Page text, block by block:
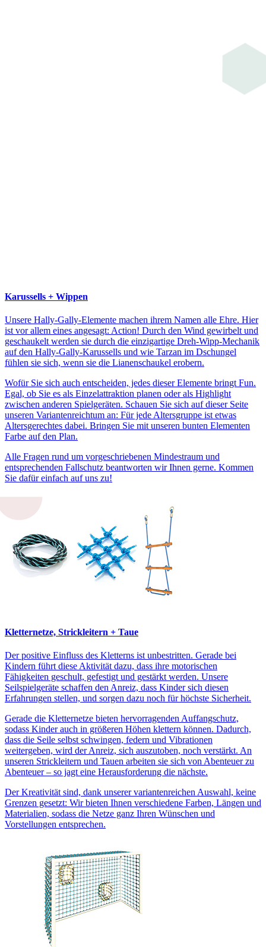
Karussells + Wippen
Unsere Hally-Gally-Elemente machen ihrem Namen alle Ehre. Hier
ist vor allem eines angesagt: Action! Durch den Wind gewirbelt und
geschaukelt werden sie durch die einzigartige Dreh-Wipp-Mechanik
auf den Hally-Gally-Karussells und wie Tarzan im Dschungel
fühlen sie sich, wenn sie die Lianenschaukel erobern.
Wofür Sie sich auch entscheiden, jedes dieser Elemente bringt Fun.
Egal, ob Sie es als Einzelattraktion planen oder als Highlight
zwischen anderen Spielgeräten. Schauen Sie sich auf dieser Seite
unseren Variantenreichtum an: Für jede Altersgruppe ist etwas
Altersgerechtes dabei. Bringen Sie mit unseren bunten Elementen
Farbe auf den Plan.
Alle Fragen rund um vorgeschriebenen Mindestraum und
entsprechenden Fallschutz beantworten wir Ihnen gerne. Kommen
Sie dafür einfach auf uns zu!
Kletternetze, Strickleitern + Taue
Der positive Einfluss des Kletterns ist unbestritten. Gerade bei
Kindern führt diese Aktivität dazu, dass ihre motorischen
Fähigkeiten geschult, gefestigt und gestärkt werden. Unsere
Seilspielgeräte schaffen den Anreiz, dass Kinder sich diesen
Erfahrungen stellen, und sorgen dazu noch für höchste Sicherheit.
Gerade die Kletternetze bieten hervorragenden Auffangschutz,
sodass Kinder auch in größeren Höhen klettern können. Dadurch,
dass die Seile selbst schwingen, federn und Vibrationen
weitergeben, wird der Anreiz, sich auszutoben, noch verstärkt. An
unseren Strickleitern und Tauen arbeiten sie sich von Abenteuer zu
Abenteuer – so jagt eine Herausforderung die nächste.
Der Kreativität sind, dank unserer variantenreichen Auswahl, keine
Grenzen gesetzt: Wir bieten Ihnen verschiedene Farben, Längen und
Materialien, sodass die Netze ganz Ihren Wünschen und
Vorstellungen entsprechen.